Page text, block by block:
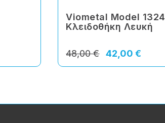
Viometal Model 1324
Κλειδοθήκη Λευκή
42,00 €
48,00 €